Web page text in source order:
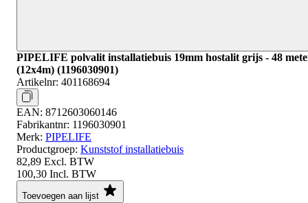
PIPELIFE polvalit installatiebuis 19mm hostalit grijs - 48
(12x4m) (1196030901)
Artikelnr: 401168694
EAN: 8712603060146
Fabrikantnr: 1196030901
Merk: PIPELIFE
Productgroep: Kunststof installatiebuis
82,89 Excl. BTW
100,30 Incl. BTW
Toevoegen aan lijst